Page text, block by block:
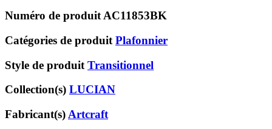
Numéro de produitAC11853BK
Catégories de produit Plafonnier
Style de produit Transitionnel
Collection(s) LUCIAN
Fabricant(s) Artcraft